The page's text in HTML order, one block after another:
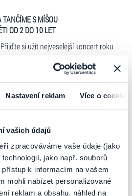
Nastavení reklam Více o cookies
vašich údajů
zpracováváme vaše údaje (jako
jako např. souborů
k informacím na vašem
mohli nabízet personalizované
reklam a obsahu, náhled na
S MÍŠOU
OD 2 DO 10 LET
Přijďte si užít nejveselejší koncert roku
babičky i dědečkové, zveme vás na
plné radosti, smíchu a pohybu
vykouzlí úsměvyna každé tváři. Znáte
Tanec princezen nebo Hasičskou?
- každý pohyb je vítán!
- trochu se protáhneme, něco nového
pobavíme.
- skvělá zábava pro celou rodinu.
Číst více